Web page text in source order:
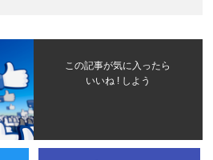
この記事が気に入ったら
いいね ! しよう